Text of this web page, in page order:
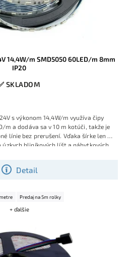
14,4W/m SMD5050 60LED/m 8mm
IP20
SKLADOM
Detail
s výkonom 14,4W/m využíva čipy
m a dodáva sa v 10 m kotúči, takže je
línie bez prerušení. Vďaka šírke len 8
úzkych hliníkových líšt a nábytkových
Predaj na 5m rolky
+ ďalšie